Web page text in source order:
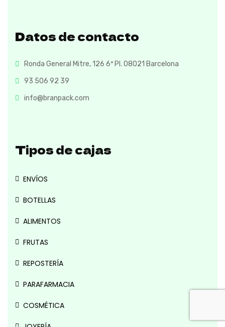
Datos de contacto
Ronda General Mitre, 126 6ª Pl. 08021 Barcelona
93 506 92 39
info@branpack.com
Tipos de cajas
ENVÍOS
BOTELLAS
ALIMENTOS
FRUTAS
REPOSTERÍA
PARAFARMACIA
COSMÉTICA